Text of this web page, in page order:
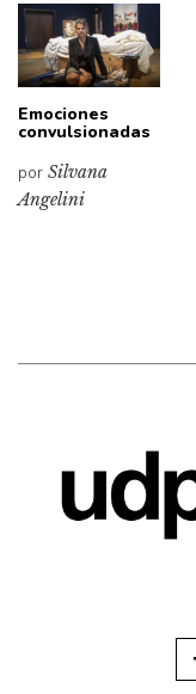
Emociones
convulsionadas
por Silvana
Angelini